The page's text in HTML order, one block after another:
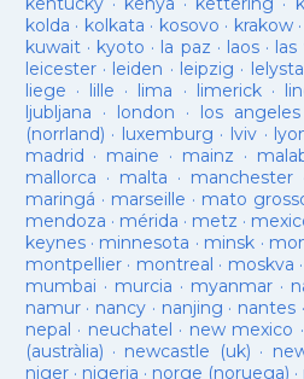
kolda · kolkata · kosovo · krakow·
kuwait· kyoto · la paz · laos· las
leicester· leiden · leipzig ·
liege · lille · lima · limerick·
ljubljana · london · los angeles
(norrland) · luxemburg · lviv ·
madrid · maine · mainz ·
mallorca · malta · manchester·
maringá · marseille · mato
mendoza · mérida · metz ·
keynes· minnesota · minsk ·
montpellier· montreal · moskva ·
mumbai · murcia · myanmar·
namur· nancy · nanjing · nantes ·
nepal · neuchatel · new mexico ·
(austràlia) · newcastle (uk) ·
niger· nigeria · norge (noruega) ·